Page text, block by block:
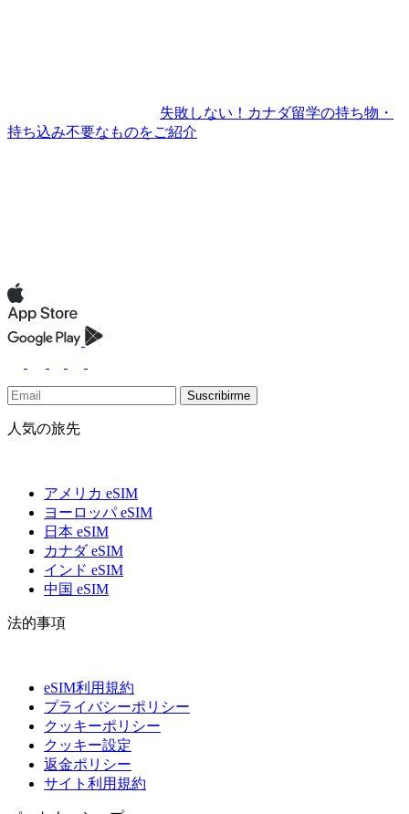
失敗しない！カナダ留学の持ち物・
持ち込み不要なものをご紹介
Suscribirme
人気の旅先
アメリカ eSIM
ヨーロッパ eSIM
日本 eSIM
カナダ eSIM
インド eSIM
中国 eSIM
法的事項
eSIM利用規約
プライバシーポリシー
クッキーポリシー
クッキー設定
返金ポリシー
サイト利用規約